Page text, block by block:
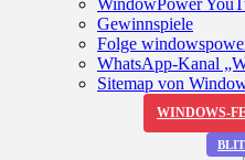
WindowPower
Gewinnspiele
Folge
WhatsApp-Kanal
Sitemap von
WINDOWS-